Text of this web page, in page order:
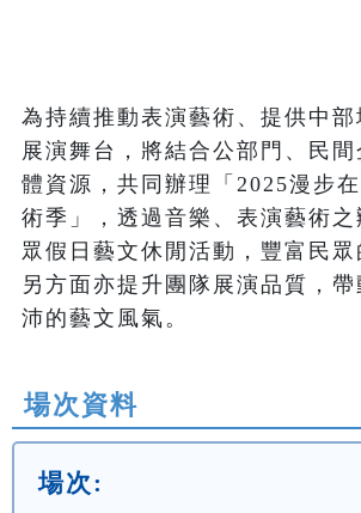
為持續推動表演藝術、提供中部
展演舞台，將結合公部門、民間
體資源，共同辦理「2025漫步
術季」，透過音樂、表演藝術之
眾假日藝文休閒活動，豐富民眾
另方面亦提升團隊展演品質，
沛的藝文風氣。
場次資料
場次: